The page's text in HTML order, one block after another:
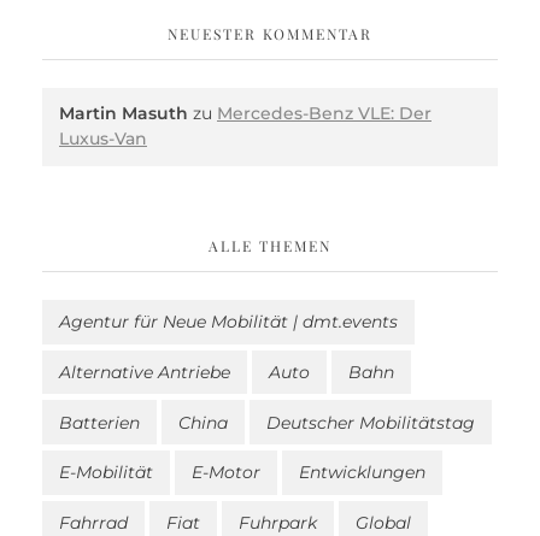
NEUESTER KOMMENTAR
Martin Masuth zu Mercedes-Benz VLE: Der
Luxus-Van
ALLE THEMEN
Agentur für Neue Mobilität | dmt.events
Alternative Antriebe Auto Bahn
Batterien China Deutscher Mobilitätstag
E-Mobilität E-Motor Entwicklungen
Fahrrad Fiat Fuhrpark Global